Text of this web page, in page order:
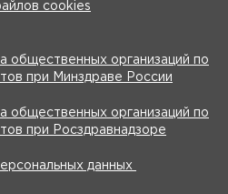
cookies
общественных организаций по
при Минздраве России
общественных организаций по
при Росздравнадзоре
данных